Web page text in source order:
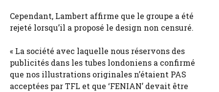
Cependant, Lambert affirme que le groupe a été
rejeté lorsqu’il a proposé le design non censuré.
« La société avec laquelle nous réservons des
publicités dans les tubes londoniens a confirmé
que nos illustrations originales n’étaient PAS
acceptées par TFL et que ‘FENIAN’ devait être